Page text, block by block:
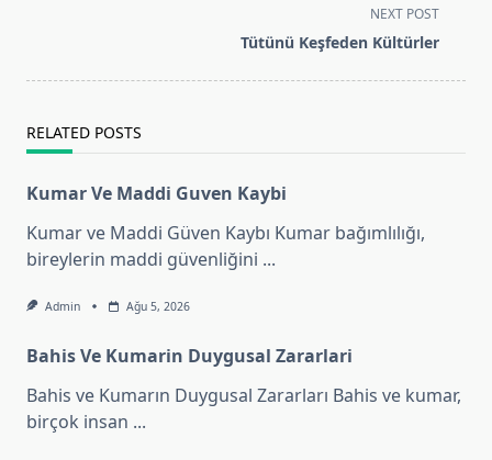
text">Page</span>
NEXT POST
Tütünü Keşfeden Kültürler
RELATED POSTS
Kumar Ve Maddi Guven Kaybi
Kumar ve Maddi Güven Kaybı Kumar bağımlılığı,
bireylerin maddi güvenliğini ...
Admin Ağu 5, 2026
Bahis Ve Kumarin Duygusal Zararlari
Bahis ve Kumarın Duygusal Zararları Bahis ve kumar,
birçok insan ...